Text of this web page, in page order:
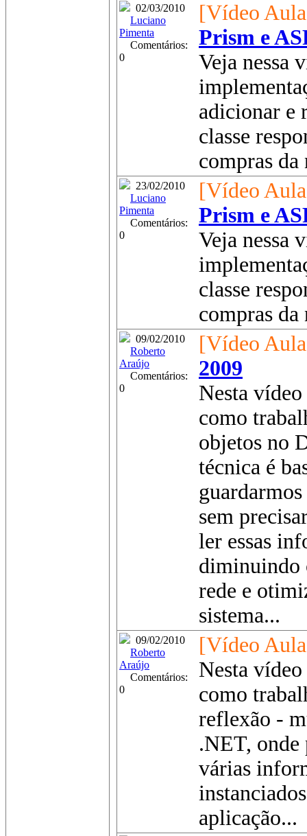
02/03/2010
Luciano
Pimenta
Comentários:
0
[Vídeo
Prism e
Veja nessa
adicionar e
classe
compras
23/02/2010
Luciano
Pimenta
Comentários:
0
[Vídeo
Prism e
Veja nessa
classe
compras
09/02/2010
Roberto
Araújo
Comentários:
0
[Vídeo
2009
Nesta
como
objetos no
técnica é
sem
ler essas
diminuindo
rede e
sistema...
09/02/2010
Roberto
Araújo
Comentários:
0
[Vídeo
Nesta
como
reflexão -
.NET, onde
várias
aplicação...